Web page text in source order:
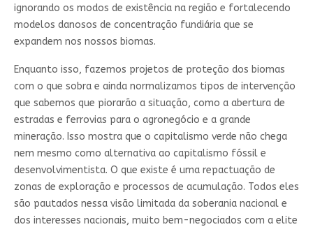
ignorando os modos de existência na região e fortalecendo
modelos danosos de concentração fundiária que se
expandem nos nossos biomas.
Enquanto isso, fazemos projetos de proteção dos biomas
com o que sobra e ainda normalizamos tipos de intervenção
que sabemos que piorarão a situação, como a abertura de
estradas e ferrovias para o agronegócio e a grande
mineração. Isso mostra que o capitalismo verde não chega
nem mesmo como alternativa ao capitalismo fóssil e
desenvolvimentista. O que existe é uma repactuação de
zonas de exploração e processos de acumulação. Todos eles
são pautados nessa visão limitada da soberania nacional e
dos interesses nacionais, muito bem-negociados com a elite